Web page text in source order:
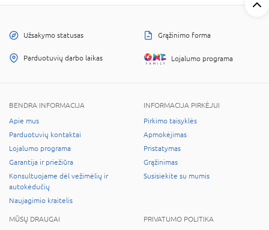
Užsakymo statusas Grąžinimo forma
Parduotuvių darbo laikas Lojalumo programa
BENDRA INFORMACIJA
Apie mus
Parduotuvių kontaktai
Lojalumo programa
Garantija ir priežiūra
Konsultuojame dėl vežimėlių ir
autokėdučių
Naujagimio kraitelis
INFORMACIJA PIRKĖJUI
Pirkimo taisyklės
Apmokėjimas
Pristatymas
Grąžinimas
Susisiekite su mumis
MŪSŲ DRAUGAI
PRIVATUMO POLITIKA